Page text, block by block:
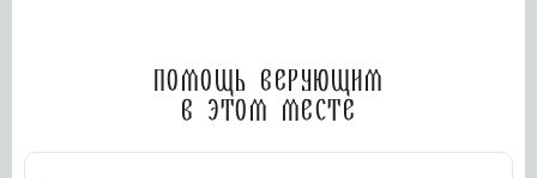
Помощь верующим
в этом месте